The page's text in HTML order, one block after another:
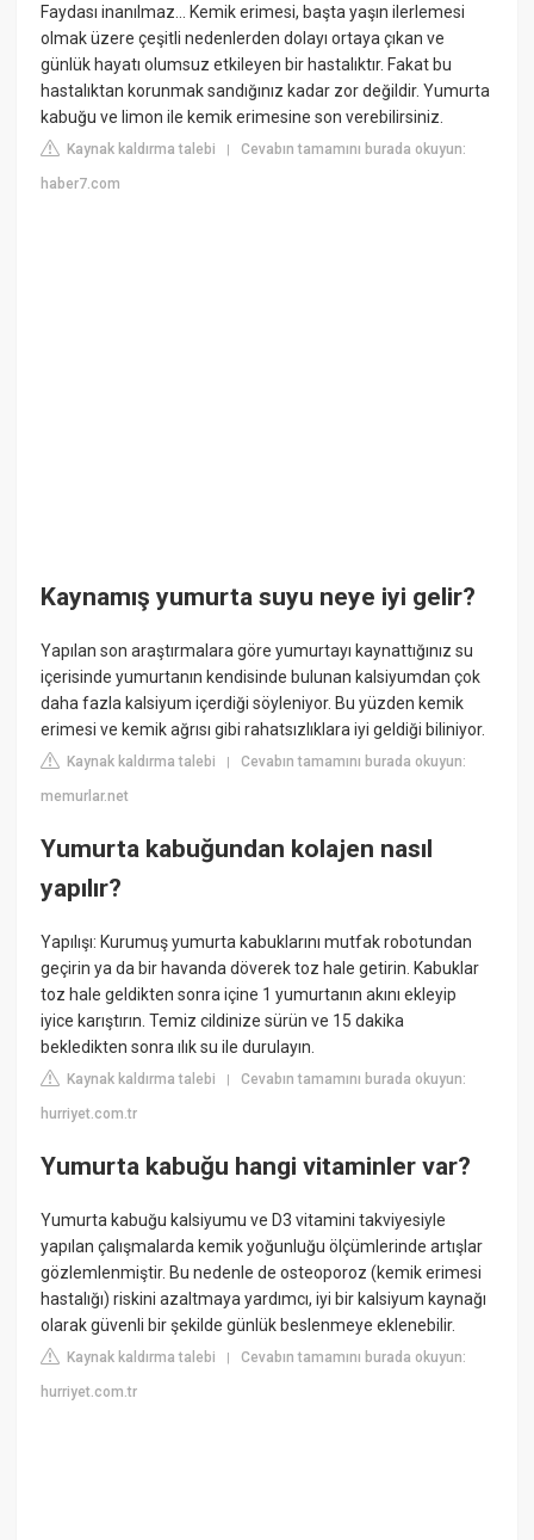
Faydası inanılmaz... Kemik erimesi, başta yaşın ilerlemesi
olmak üzere çeşitli nedenlerden dolayı ortaya çıkan ve
günlük hayatı olumsuz etkileyen bir hastalıktır. Fakat bu
hastalıktan korunmak sandığınız kadar zor değildir. Yumurta
kabuğu ve limon ile kemik erimesine son verebilirsiniz.
Kaynak kaldırma talebi |Cevabın tamamını burada okuyun:
haber7.com
Kaynamış yumurta suyu neye iyi gelir?
Yapılan son araştırmalara göre yumurtayı kaynattığınız su
içerisinde yumurtanın kendisinde bulunan kalsiyumdan çok
daha fazla kalsiyum içerdiği söyleniyor. Bu yüzden kemik
erimesi ve kemik ağrısı gibi rahatsızlıklara iyi geldiği biliniyor.
Kaynak kaldırma talebi |Cevabın tamamını burada okuyun:
memurlar.net
Yumurta kabuğundan kolajen nasıl
yapılır?
Yapılışı: Kurumuş yumurta kabuklarını mutfak robotundan
geçirin ya da bir havanda döverek toz hale getirin. Kabuklar
toz hale geldikten sonra içine 1 yumurtanın akını ekleyip
iyice karıştırın. Temiz cildinize sürün ve 15 dakika
bekledikten sonra ılık su ile durulayın.
Kaynak kaldırma talebi |Cevabın tamamını burada okuyun:
hurriyet.com.tr
Yumurta kabuğu hangi vitaminler var?
Yumurta kabuğu kalsiyumu ve D3 vitamini takviyesiyle
yapılan çalışmalarda kemik yoğunluğu ölçümlerinde artışlar
gözlemlenmiştir. Bu nedenle de osteoporoz (kemik erimesi
hastalığı) riskini azaltmaya yardımcı, iyi bir kalsiyum kaynağı
olarak güvenli bir şekilde günlük beslenmeye eklenebilir.
Kaynak kaldırma talebi |Cevabın tamamını burada okuyun:
hurriyet.com.tr